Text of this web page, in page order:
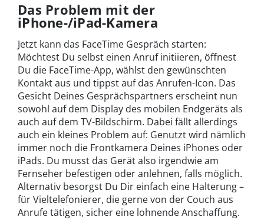
Das Problem mit der
iPhone-/iPad-Kamera
Jetzt kann das FaceTime Gespräch starten:
Möchtest Du selbst einen Anruf initiieren, öffnest
Du die FaceTime-App, wählst den gewünschten
Kontakt aus und tippst auf das Anrufen-Icon. Das
Gesicht Deines Gesprächspartners erscheint nun
sowohl auf dem Display des mobilen Endgeräts als
auch auf dem TV-Bildschirm. Dabei fällt allerdings
auch ein kleines Problem auf: Genutzt wird nämlich
immer noch die Frontkamera Deines iPhones oder
iPads. Du musst das Gerät also irgendwie am
Fernseher befestigen oder anlehnen, falls möglich.
Alternativ besorgst Du Dir einfach eine Halterung –
für Vieltelefonierer, die gerne von der Couch aus
Anrufe tätigen, sicher eine lohnende Anschaffung.